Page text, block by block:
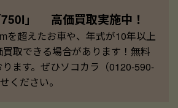
750I」 高価買取実施中！
を超えたお車や、年式が10年以上
取できる場合があります！無料
ます。ぜひソコカラ（0120-590-
ください。